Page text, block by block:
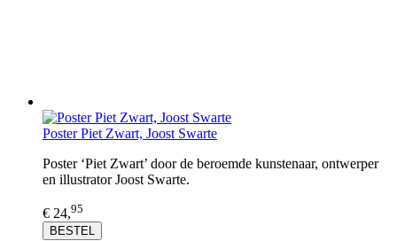
Poster Piet Zwart, Joost Swarte
Poster ‘Piet Zwart’ door de beroemde kunstenaar, ontwerper
en illustrator Joost Swarte.
€ 24,95
BESTEL